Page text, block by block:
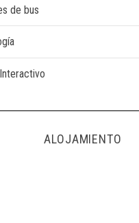
de bus
ALOJAMIENTO